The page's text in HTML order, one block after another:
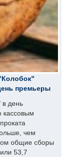
премьеры
в день
кассовым
чем
общие сборы
53,7